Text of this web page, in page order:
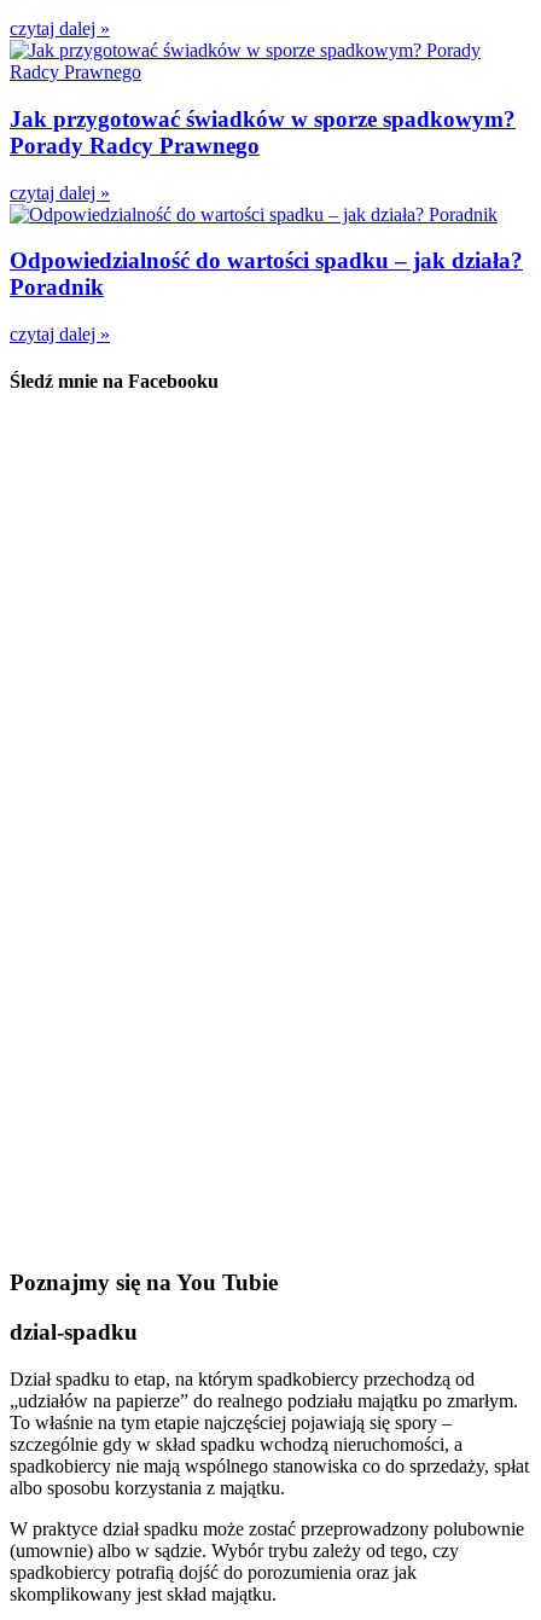
czytaj dalej »
Jak przygotować świadków w sporze spadkowym?
Porady Radcy Prawnego
czytaj dalej »
Odpowiedzialność do wartości spadku – jak działa?
Poradnik
czytaj dalej »
Śledź mnie na Facebooku
Poznajmy się na You Tubie
dzial-spadku
Dział spadku to etap, na którym spadkobiercy przechodzą od
„udziałów na papierze” do realnego podziału majątku po zmarłym.
To właśnie na tym etapie najczęściej pojawiają się spory –
szczególnie gdy w skład spadku wchodzą nieruchomości, a
spadkobiercy nie mają wspólnego stanowiska co do sprzedaży, spłat
albo sposobu korzystania z majątku.
W praktyce dział spadku może zostać przeprowadzony polubownie
(umownie) albo w sądzie. Wybór trybu zależy od tego, czy
spadkobiercy potrafią dojść do porozumienia oraz jak
skomplikowany jest skład majątku.